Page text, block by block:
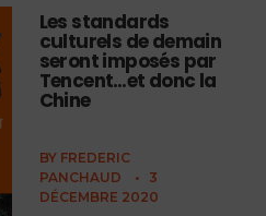
Les standards
culturels de demain
seront imposés par
Tencent…et donc la
Chine
BY FREDERIC
PANCHAUD
•
3
DÉCEMBRE 2020